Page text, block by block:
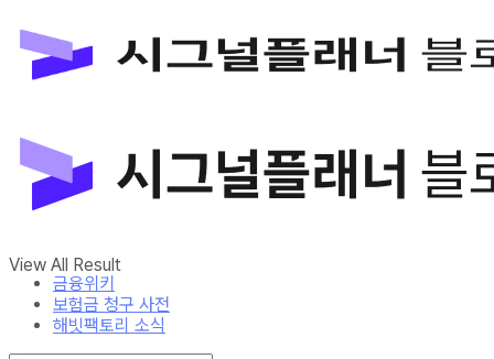
보험금 청구 사전
해빗팩토리 소식
View All Result
금융위키
보험금 청구 사전
해빗팩토리 소식